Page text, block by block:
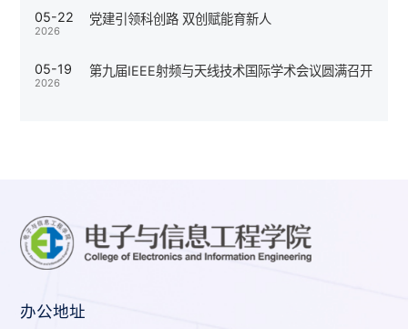
05-22
2026
党建引领科创路 双创赋能育新人
05-19
2026
第九届IEEE射频与天线技术国际学术会议圆满召开
办公地址